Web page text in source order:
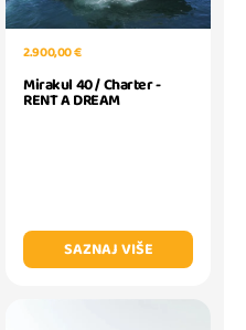
2.900,00 €
Mirakul 40 / Charter -
RENT A DREAM
SAZNAJ VIŠE